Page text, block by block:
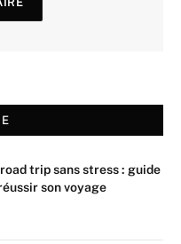
trip sans stress : guide
son voyage